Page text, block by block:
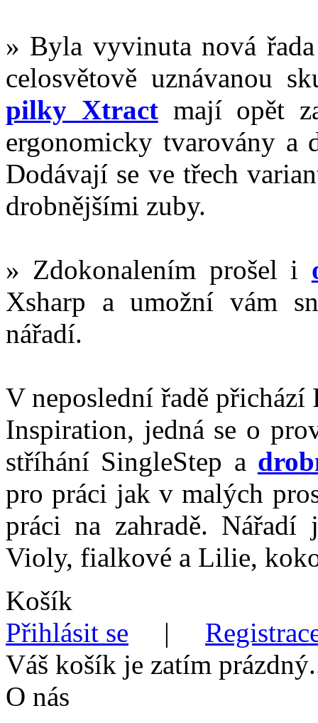
» Byla vyvinuta nová
celosvětově uznávanou
pilky Xtractmají opět
ergonomicky tvarovány a
Dodávají se ve třech
drobnějšími zuby.
» Zdokonalením prošel i
Xsharp a umožní vám
nářadí.
V neposlední řadě přichází
Inspiration, jedná se o
stříhání SingleStep a
pro práci jak v malých
práci na zahradě.
Violy, fialkové a Lilie,
Košík
Přihlásit se |
Váš košík je zatím
O nás